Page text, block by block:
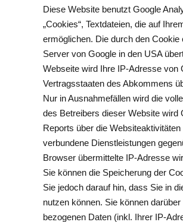
Diese Website benutzt Google
„Cookies“, Textdateien, die auf
ermöglichen. Die durch den
Server von Google in den USA
Webseite wird Ihre IP-Adresse von
Vertragsstaaten des Abkommens
Nur in Ausnahmefällen wird die
des Betreibers dieser Website wird
Reports über die
verbundene Dienstleistungen
Browser übermittelte IP-Adresse
Sie können die Speicherung der
Sie jedoch darauf hin, dass Sie in
nutzen können. Sie können
bezogenen Daten (inkl. Ihrer IP-